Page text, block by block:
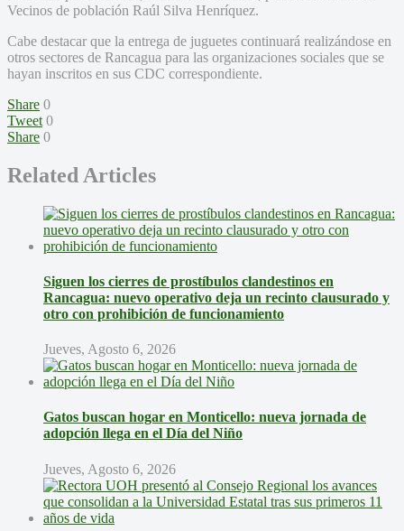
Vecinos de población Raúl Silva Henríquez.
Cabe destacar que la entrega de juguetes continuará realizándose en
otros sectores de Rancagua para las organizaciones sociales que se
hayan inscritos en sus CDC correspondiente.
Share 0
Tweet 0
Share 0
Related Articles
Siguen los cierres de prostíbulos clandestinos en
Rancagua: nuevo operativo deja un recinto clausurado y
otro con prohibición de funcionamiento
Jueves, Agosto 6, 2026
Gatos buscan hogar en Monticello: nueva jornada de
adopción llega en el Día del Niño
Jueves, Agosto 6, 2026